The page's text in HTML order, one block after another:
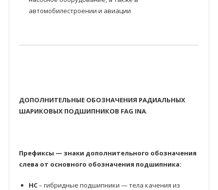
автомобилестроении и авиации
ДОПОЛНИТЕЛЬНЫЕ ОБОЗНАЧЕНИЯ РАДИАЛЬНЫХ
ШАРИКОВЫХ ПОДШИПНИКОВ FAG INA.
Префиксы — знаки дополнительного обозначения
слева от основного обозначения подшипника:
HC– гибридные подшипники — тела качения из